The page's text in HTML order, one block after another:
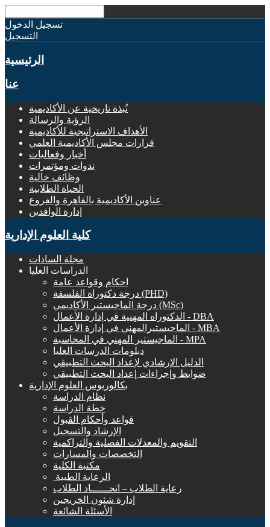
تسجيل الدخول
التسجيل
الرئيسية
عنا
نُبذة تاريخية عن الأكاديمية
الرؤية والرسالة
الأهداف الاستراتيجية للأكاديمية
قرارات مجلس الأكاديمية العلمي
أخبار وفعاليات
ندوات ومؤتمرات
وظائف خالية
الحياة الطلابية
عناوين الأكاديمية بالقاهرة والفروع
إدارة الوافدين
كلية العلوم الإدارية
مجلة السادات
الدراسات العليا
احكام وقواعد عامة
درجة دكتوراة الفلسفة (PHD)
درجة الماجيستير الأكاديمي (MSc)
الدكتوراه المهنية في إدارة الأعمال - DBA
الماجيستيرالمهني في إدارة الأعمال - MBA
الماجيستير المهني في المحاسبة - MPA
دبلومات الدرسات العليا
الدليل الإرشادي لإعداد البحث التطبيقي
ضوابط وإجراءات إعداد البحث التطبيقي
بكالوريوس العلوم الإدارية
نظام الدراسة
خطة الدراسة
قواعد وأحكام القبول
الإرشاد والتسجيل
التقويم والمعدلات الفصلية والتراكمية
التخصصات والمسارات
مكتبة الكلية
الرعاية الطبية ‏
رعاية الطلاب – اتحــــــاد الطلاب
إدارة شئون الخريجين
الأسئلة الشائعة